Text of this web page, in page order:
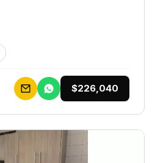
$226,040